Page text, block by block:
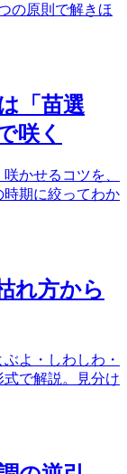
の原則で解きほ
「苗選
咲く
かせるコツを、
期に絞ってわか
れ方から
よ・しわしわ・
で解説。見分け